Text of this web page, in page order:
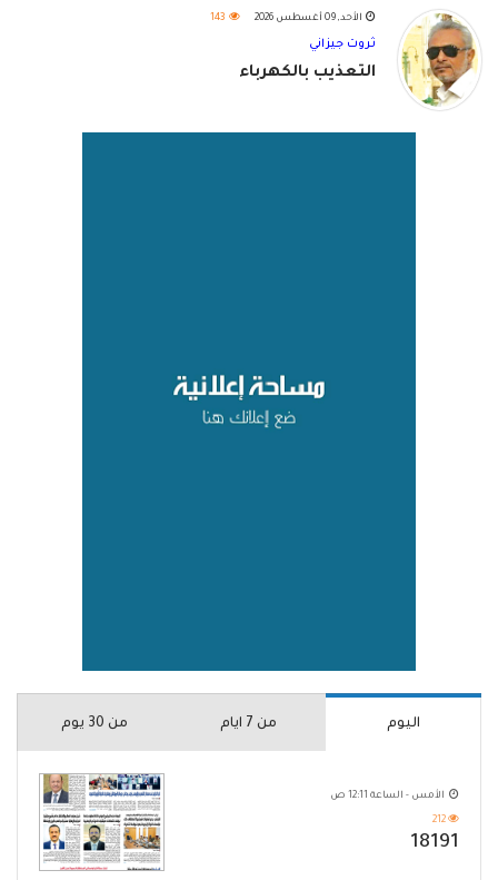
الأحد, 09 أغسطس 2026 143
ثروت جيزاني
التعذيب بالكهرباء
اليوم من 7 ايام من 30 يوم
الأمس - الساعة 12:11 ص
212
18191